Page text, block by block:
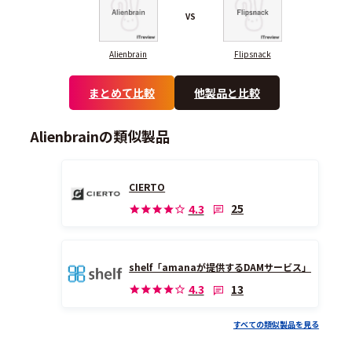
Alienbrain
VS
Flipsnack
まとめて比較 他製品と比較
Alienbrainの類似製品
CIERTO
4.3 25
shelf「amanaが提供するDAMサービス」
4.3 13
すべての類似製品を見る